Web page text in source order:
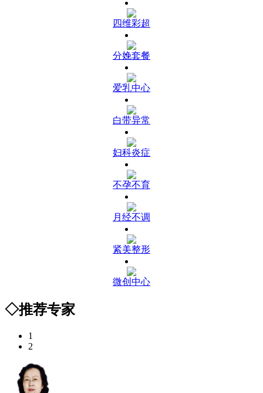
四维彩超
分娩套餐
爱乳中心
白带异常
妇科炎症
不孕不育
月经不调
紧美整形
微创中心
◇推荐专家
1
2